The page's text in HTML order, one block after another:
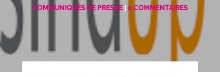
COMMUNIQUÉS DE PRESSE| 0 COMMENTAIRES